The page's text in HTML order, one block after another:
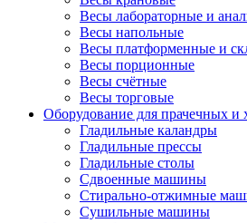
Весы лабораторные и
Весы напольные
Весы платформенные и
Весы порционные
Весы счётные
Весы торговые
Оборудование для прачечных и
Гладильные каландры
Гладильные прессы
Гладильные столы
Сдвоенные машины
Стирально-отжимные
Сушильные машины